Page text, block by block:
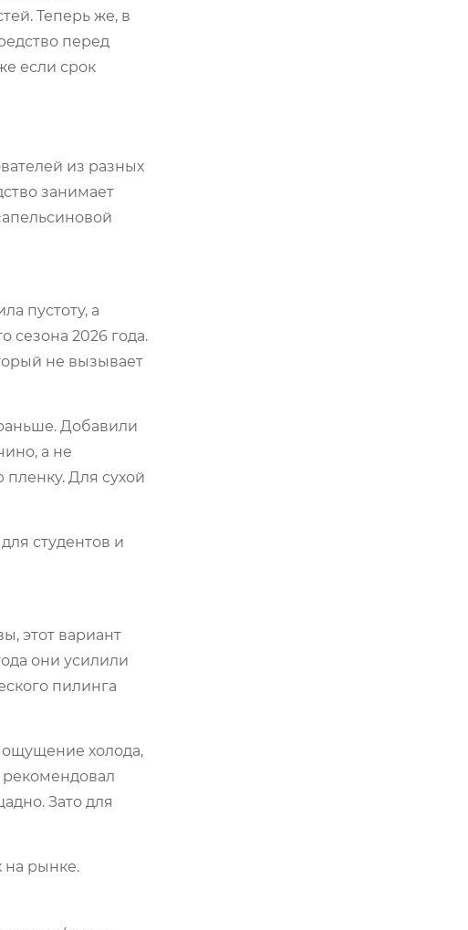
Теперь же, в
перед
если срок
из разных
занимает
пустоту, а
сезона 2026 года.
не вызывает
Добавили
а не
Для сухой
студентов и
этот вариант
они усилили
пилинга
ощущение холода,
рекомендовал
Зато для
на рынке.